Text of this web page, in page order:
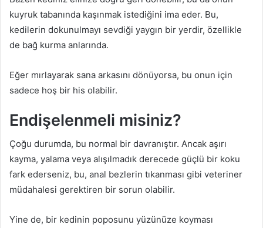
kuyruk tabanında kaşınmak istediğini ima eder. Bu,
kedilerin dokunulmayı sevdiği yaygın bir yerdir, özellikle
de bağ kurma anlarında.
Eğer mırlayarak sana arkasını dönüyorsa, bu onun için
sadece hoş bir his olabilir.
Endişelenmeli misiniz?
Çoğu durumda, bu normal bir davranıştır. Ancak aşırı
kayma, yalama veya alışılmadık derecede güçlü bir koku
fark ederseniz, bu, anal bezlerin tıkanması gibi veteriner
müdahalesi gerektiren bir sorun olabilir.
Yine de, bir kedinin poposunu yüzünüze koyması